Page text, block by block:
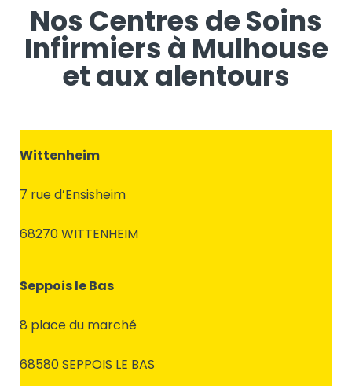
Nos Centres de Soins
Infirmiers à Mulhouse
et aux alentours
Wittenheim
7 rue d’Ensisheim
68270 WITTENHEIM
Seppois le Bas
8 place du marché
68580 SEPPOIS LE BAS